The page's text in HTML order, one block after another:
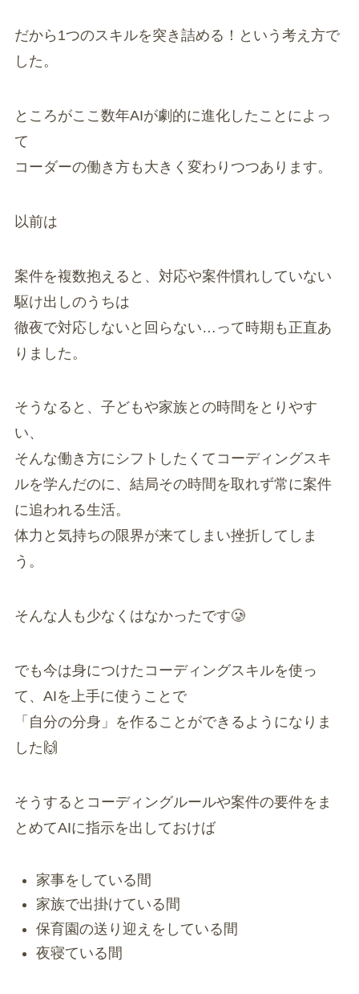
だから1つのスキルを突き詰める！という考え方で
した。
ところがここ数年AIが劇的に進化したことによっ
て
コーダーの働き方も大きく変わりつつあります。
以前は
案件を複数抱えると、対応や案件慣れしていない
駆け出しのうちは
徹夜で対応しないと回らない…って時期も正直あ
りました。
そうなると、子どもや家族との時間をとりやす
い、
そんな働き方にシフトしたくてコーディングスキ
ルを学んだのに、結局その時間を取れず常に案件
に追われる生活。
体力と気持ちの限界が来てしまい挫折してしま
う。
そんな人も少なくはなかったです🥲
でも今は身につけたコーディングスキルを使っ
て、AIを上手に使うことで
「自分の分身」を作ることができるようになりま
した🙌
そうするとコーディングルールや案件の要件をま
とめてAIに指示を出しておけば
家事をしている間
家族で出掛けている間
保育園の送り迎えをしている間
夜寝ている間